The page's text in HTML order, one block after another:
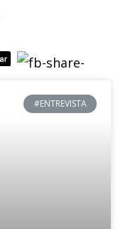
#ENTREVISTA